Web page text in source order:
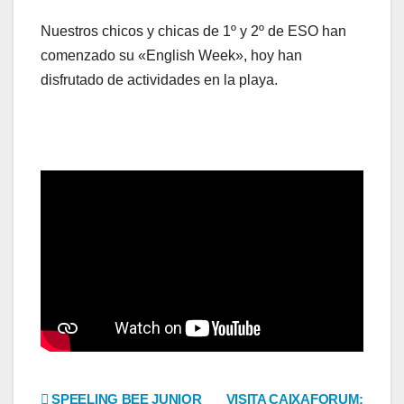
Nuestros chicos y chicas de 1º y 2º de ESO han
comenzado su «English Week», hoy han
disfrutado de actividades en la playa.
VISITA CAIXAFORUM:
SPEELING BEE JUNIOR